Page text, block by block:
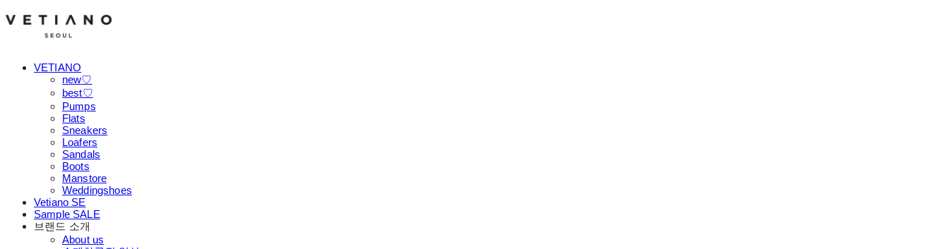
VETIANO
new♡
best♡
Pumps
Flats
Sneakers
Loafers
Sandals
Boots
Manstore
Weddingshoes
Vetiano SE
Sample SALE
브랜드 소개
About us